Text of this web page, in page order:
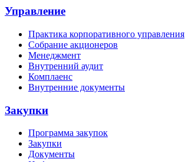
Управление
Практика корпоративного управления
Собрание акционеров
Менеджмент
Внутренний аудит
Комплаенс
Внутренние документы
Закупки
Программа закупок
Закупки
Документы